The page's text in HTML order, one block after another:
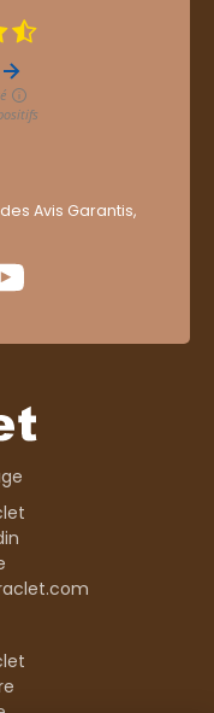
Avis Garantis,